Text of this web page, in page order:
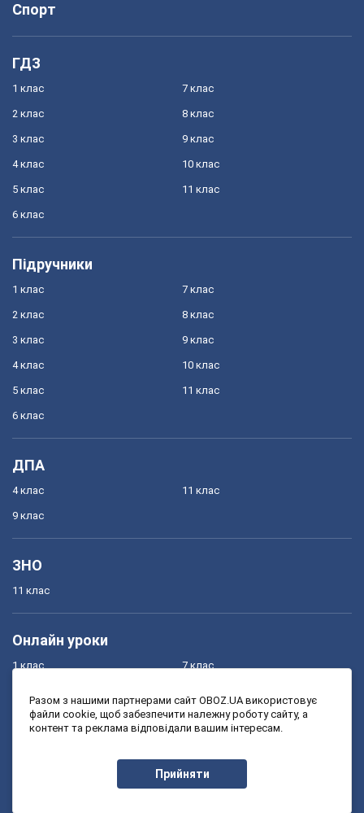
Спорт
ГДЗ
1 клас
2 клас
3 клас
4 клас
5 клас
6 клас
7 клас
8 клас
9 клас
10 клас
11 клас
Підручники
1 клас
2 клас
3 клас
4 клас
5 клас
6 клас
7 клас
8 клас
9 клас
10 клас
11 клас
ДПА
4 клас
9 клас
11 клас
ЗНО
11 клас
Онлайн уроки
1 клас
3 клас
7 клас
9 клас
Разом з нашими партнерами сайт OBOZ.UA використовує
файли cookie, щоб забезпечити належну роботу сайту, а
контент та реклама відповідали вашим інтересам.
Прийняти